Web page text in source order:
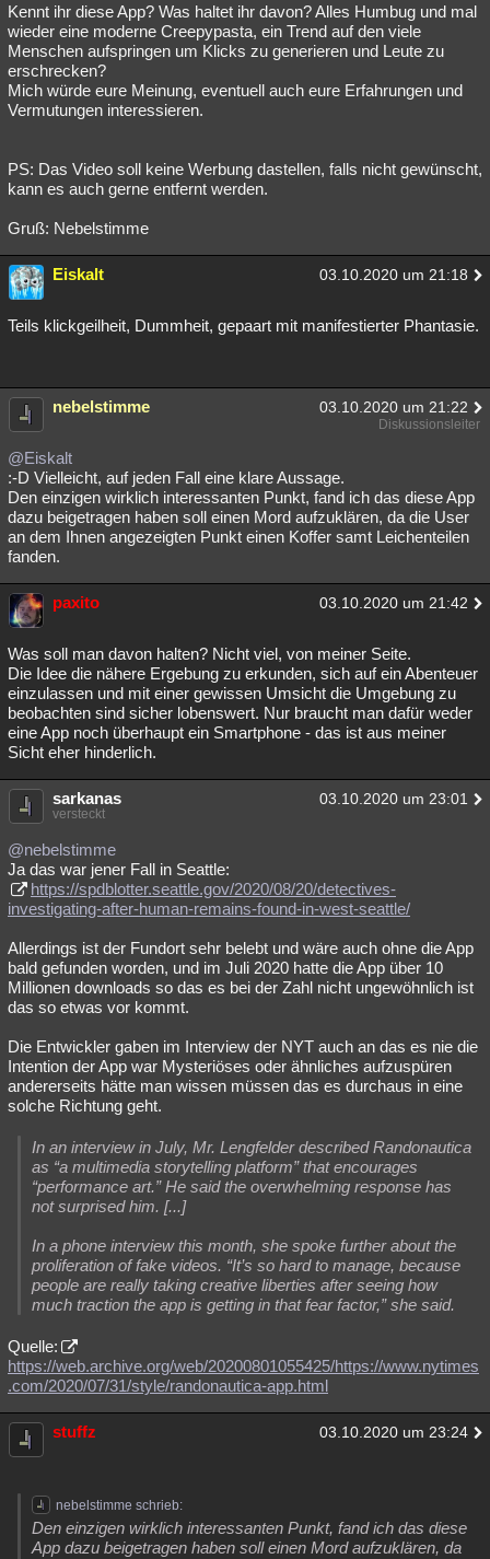
Kennt ihr diese App? Was haltet ihr davon? Alles Humbug und mal
wieder eine moderne Creepypasta, ein Trend auf den viele
Menschen aufspringen um Klicks zu generieren und Leute zu
erschrecken?
Mich würde eure Meinung, eventuell auch eure Erfahrungen und
Vermutungen interessieren.
PS: Das Video soll keine Werbung dastellen, falls nicht gewünscht,
kann es auch gerne entfernt werden.
Gruß: Nebelstimme
Eiskalt 03.10.2020 um 21:18
Teils klickgeilheit, Dummheit, gepaart mit manifestierter Phantasie.
nebelstimme 03.10.2020 um 21:22
Diskussionsleiter
@Eiskalt
:-D Vielleicht, auf jeden Fall eine klare Aussage.
Den einzigen wirklich interessanten Punkt, fand ich das diese App
dazu beigetragen haben soll einen Mord aufzuklären, da die User
an dem Ihnen angezeigten Punkt einen Koffer samt Leichenteilen
fanden.
paxito 03.10.2020 um 21:42
Was soll man davon halten? Nicht viel, von meiner Seite.
Die Idee die nähere Ergebung zu erkunden, sich auf ein Abenteuer
einzulassen und mit einer gewissen Umsicht die Umgebung zu
beobachten sind sicher lobenswert. Nur braucht man dafür weder
eine App noch überhaupt ein Smartphone - das ist aus meiner
Sicht eher hinderlich.
sarkanas 03.10.2020 um 23:01
versteckt
@nebelstimme
Ja das war jener Fall in Seattle:
https://spdblotter.seattle.gov/2020/08/20/detectives-
investigating-after-human-remains-found-in-west-seattle/
Allerdings ist der Fundort sehr belebt und wäre auch ohne die App
bald gefunden worden, und im Juli 2020 hatte die App über 10
Millionen downloads so das es bei der Zahl nicht ungewöhnlich ist
das so etwas vor kommt.
Die Entwickler gaben im Interview der NYT auch an das es nie die
Intention der App war Mysteriöses oder ähnliches aufzuspüren
andererseits hätte man wissen müssen das es durchaus in eine
solche Richtung geht.
In an interview in July, Mr. Lengfelder described Randonautica
as “a multimedia storytelling platform” that encourages
“performance art.” He said the overwhelming response has
not surprised him. [...]
In a phone interview this month, she spoke further about the
proliferation of fake videos. “It’s so hard to manage, because
people are really taking creative liberties after seeing how
much traction the app is getting in that fear factor,” she said.
Quelle:
https://web.archive.org/web/20200801055425/https://www.nytimes
.com/2020/07/31/style/randonautica-app.html
stuffz 03.10.2020 um 23:24
nebelstimme schrieb:
Den einzigen wirklich interessanten Punkt, fand ich das diese
App dazu beigetragen haben soll einen Mord aufzuklären, da